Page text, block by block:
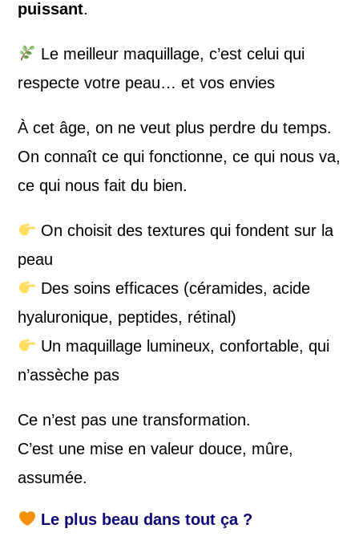
puissant.
Le meilleur maquillage, c’est celui qui
respecte votre peau… et vos envies
À cet âge, on ne veut plus perdre du temps.
On connaît ce qui fonctionne, ce qui nous va,
ce qui nous fait du bien.
On choisit des textures qui fondent sur la
peau
Des soins efficaces (céramides, acide
hyaluronique, peptides, rétinal)
Un maquillage lumineux, confortable, qui
n’assèche pas
Ce n’est pas une transformation.
C’est une mise en valeur douce, mûre,
assumée.
Le plus beau dans tout ça ?